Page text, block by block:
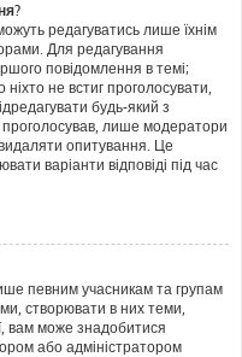
редагуватись лише їхнім
Для редагування
повідомлення в темі;
не встиг проголосувати,
будь-який з
проголосував, лише модератори
опитування. Це
варіанти відповіді під час
певним учасникам та групам
створювати в них теми,
вам може знадобитися
або адміністратором